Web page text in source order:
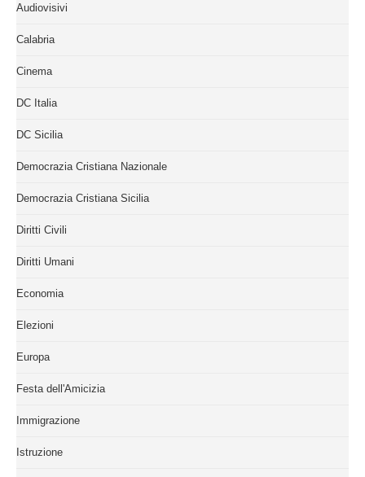
Audiovisivi
Calabria
Cinema
DC Italia
DC Sicilia
Democrazia Cristiana Nazionale
Democrazia Cristiana Sicilia
Diritti Civili
Diritti Umani
Economia
Elezioni
Europa
Festa dell'Amicizia
Immigrazione
Istruzione